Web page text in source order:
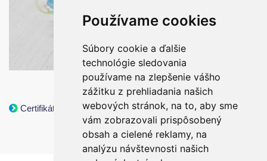
Používame cookies
Súbory cookie a ďalšie
technológie sledovania
používame na zlepšenie vášho
zážitku z prehliadania našich
webových stránok, na to, aby sme
vám zobrazovali prispôsobený
obsah a cielené reklamy, na
analýzu návštevnosti našich
Certifikáty